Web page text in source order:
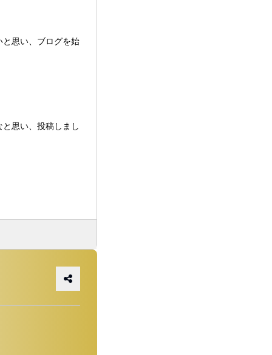
思い、ブログを始
思い、投稿しまし